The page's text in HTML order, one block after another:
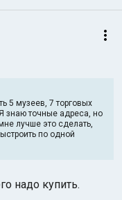
5 музеев, 7 торговых
знаю точные адреса, но
лучше это сделать,
по одной
надо купить.